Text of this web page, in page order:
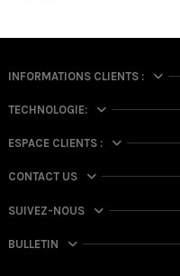
INFORMATIONS CLIENTS :
TECHNOLOGIE:
ESPACE CLIENTS :
CONTACT US
SUIVEZ-NOUS
BULLETIN